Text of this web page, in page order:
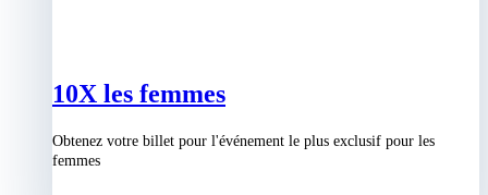
10X les femmes
Obtenez votre billet pour l'événement le plus exclusif pour les
femmes